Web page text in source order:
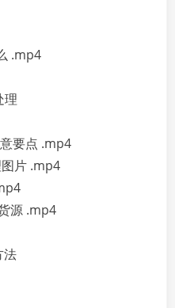
.mp4
理
要点 .mp4
图片 .mp4
源 .mp4
法